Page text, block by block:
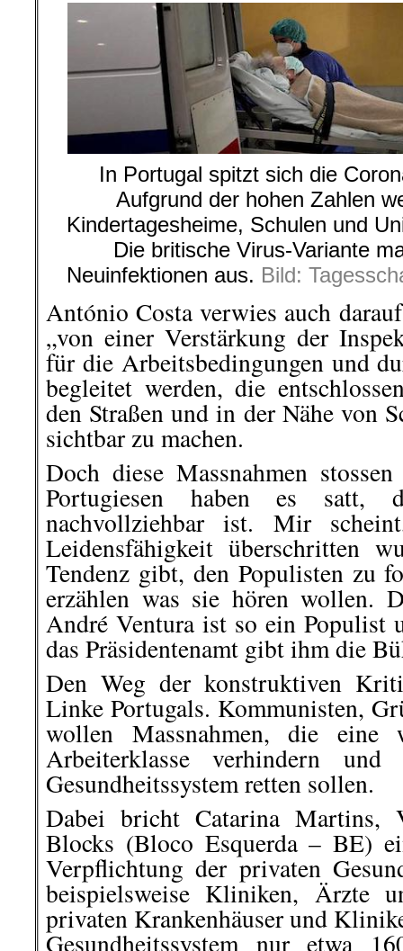
In Portugal spitzt sich die
Aufgrund der hohen Zahlen
Kindertagesheime, Schulen und
Die britische Virus-Variante
Neuinfektionen aus. Bild:
António Costa verwies auch
„von einer Verstärkung der
für die Arbeitsbedingungen und
begleitet werden, die
den Straßen und in der Nähe von
sichtbar zu machen.
Doch diese Massnahmen
Portugiesen haben es satt,
nachvollziehbar ist. Mir
Leidensfähigkeit überschritten
Tendenz gibt, den Populisten zu
erzählen was sie hören wollen.
André Ventura ist so ein Populist
das Präsidentenamt gibt ihm die
Den Weg der konstruktiven
Linke Portugals. Kommunisten,
wollen Massnahmen, die eine
Arbeiterklasse verhindern
Gesundheitssystem retten sollen.
Dabei bricht Catarina Martins,
Blocks (Bloco Esquerda – BE)
Verpflichtung der privaten
beispielsweise Kliniken, Ärzte
privaten Krankenhäuser und
Gesundheitssystem nur etwa